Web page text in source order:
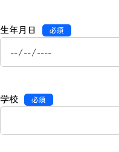
生年月日 必須
学校 必須